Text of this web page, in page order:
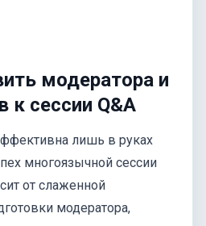
модератора и
к сессии Q&A
лишь в руках
многоязычной сессии
от слаженной
модератора,